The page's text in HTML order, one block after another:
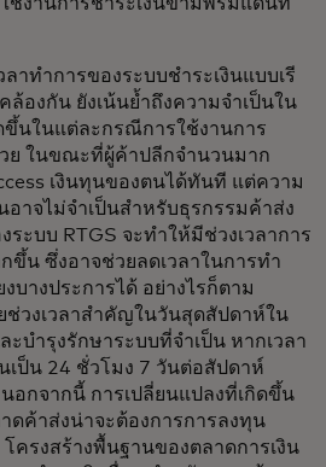
ลาทำการของระบบชำระเงินแบบเรี
องกัน ยังเน้นย้ำถึงความจำเป็นใน
นในแต่ละกรณีการใช้งานการ
ย ในขณะที่ผู้ค้าปลีกจำนวนมาก
เงินทุนของตนได้ทันที แต่ความ
อาจไม่จำเป็นสำหรับธุรกรรมค้าส่ง
ระบบ RTGS จะทำให้มีช่วงเวลาการ
ขึ้น ซึ่งอาจช่วยลดเวลาในการทำ
บางประการได้ อย่างไรก็ตาม
ช่วงเวลาสำคัญในวันสุดสัปดาห์ใน
ะบำรุงรักษาระบบที่จำเป็น หากเวลา
เป็น 24 ชั่วโมง 7 วันต่อสัปดาห์
อกจากนี้ การเปลี่ยนแปลงที่เกิดขึ้น
ดค้าส่งน่าจะต้องการการลงทุน
ครงสร้างพื้นฐานของตลาดการเงิน